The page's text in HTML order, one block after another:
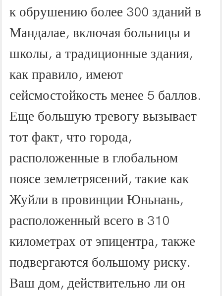
к обрушению более 300 зданий в
Мандалае, включая больницы и
школы, а традиционные здания,
как правило, имеют
сейсмостойкость менее 5 баллов.
Еще большую тревогу вызывает
тот факт, что города,
расположенные в глобальном
поясе землетрясений, такие как
Жуйли в провинции Юньнань,
расположенный всего в 310
километрах от эпицентра, также
подвергаются большому риску.
Ваш дом, действительно ли он